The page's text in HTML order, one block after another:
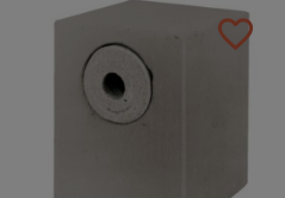
favorite_border